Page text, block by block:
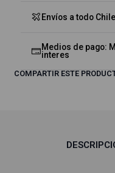
Envíos a todo
Medios de pago:
interes
COMPARTIR ESTE